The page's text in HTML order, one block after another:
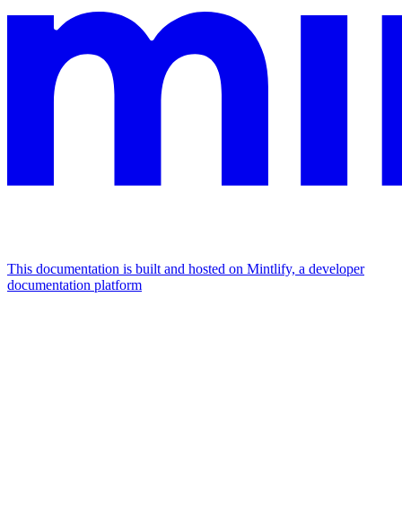
This documentation is built and hosted on Mintlify, a developer
documentation platform